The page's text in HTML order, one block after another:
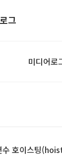
그
미디어로
호이스팅